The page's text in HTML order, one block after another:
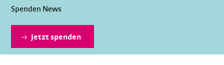
Spenden News
Jetzt spenden